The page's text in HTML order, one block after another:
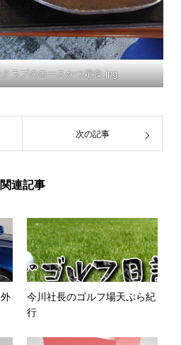
ラブのロースかつ定食.jpg
次の記事
関連記事
今川社長のゴルフ場天ぷら紀
行